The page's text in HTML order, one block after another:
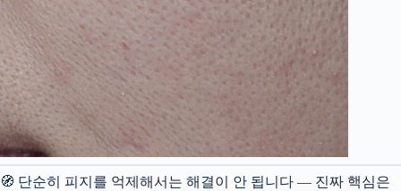
🧭 단순히 피지를 억제해서는 해결이 안 됩니다 — 진짜 핵심은